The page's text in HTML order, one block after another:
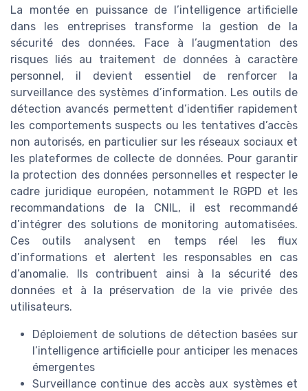
La montée en puissance de l’intelligence artificielle
dans les entreprises transforme la gestion de la
sécurité des données. Face à l’augmentation des
risques liés au traitement de données à caractère
personnel, il devient essentiel de renforcer la
surveillance des systèmes d’information. Les outils de
détection avancés permettent d’identifier rapidement
les comportements suspects ou les tentatives d’accès
non autorisés, en particulier sur les réseaux sociaux et
les plateformes de collecte de données. Pour garantir
la protection des données personnelles et respecter le
cadre juridique européen, notamment le RGPD et les
recommandations de la CNIL, il est recommandé
d’intégrer des solutions de monitoring automatisées.
Ces outils analysent en temps réel les flux
d’informations et alertent les responsables en cas
d’anomalie. Ils contribuent ainsi à la sécurité des
données et à la préservation de la vie privée des
utilisateurs.
Déploiement de solutions de détection basées sur
l’intelligence artificielle pour anticiper les menaces
émergentes
Surveillance continue des accès aux systèmes et